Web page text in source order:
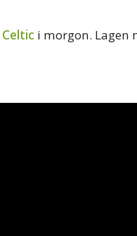
Celtic i morgon. Lagen